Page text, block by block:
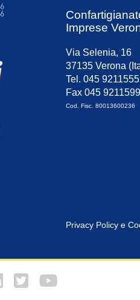
Imprese
Via Selenia, 16
37135 Verona
Tel. 045 9211555
Fax 045 9211599
Cod. Fisc. 80013600236
Privacy Policy e